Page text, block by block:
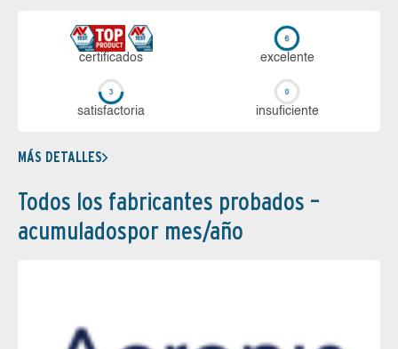
certi­ficados ex­ce­len­te
sa­tis­fac­to­ria in­su­fi­cien­te
MÁS DETALLES
Todos los fabricantes probados –
acumuladospor mes/año